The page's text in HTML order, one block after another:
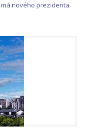
má nového prezidenta